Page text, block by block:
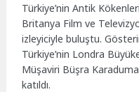
Türkiye’nin Antik
Britanya Film ve
izleyiciyle buluştu.
Türkiye’nin Londra
Müşaviri Büşra
katıldı.